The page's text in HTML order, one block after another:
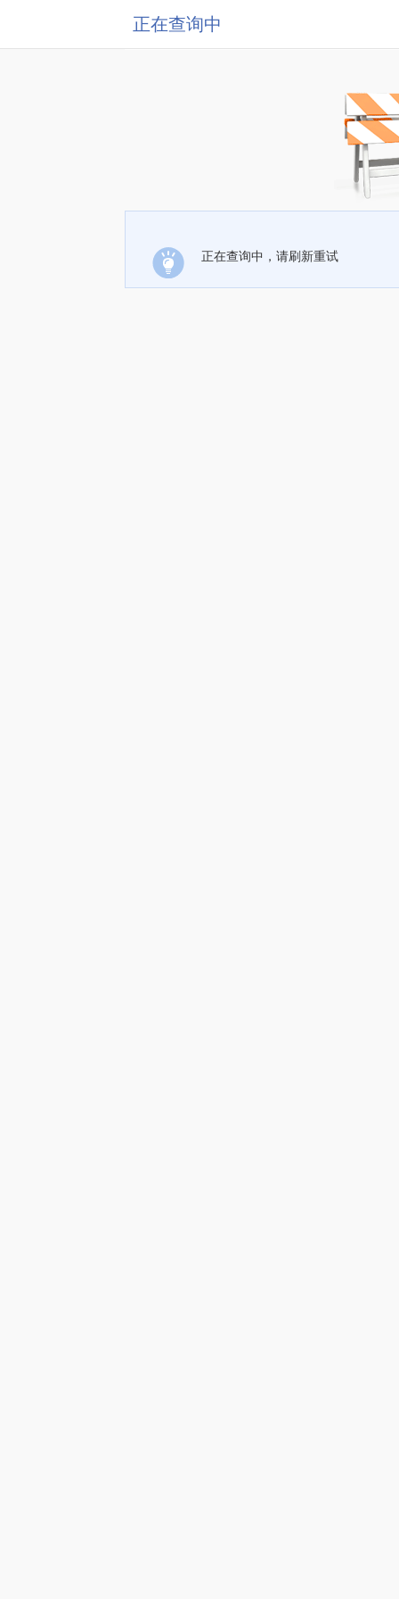
正在查询中
正在查询中，请刷新重试